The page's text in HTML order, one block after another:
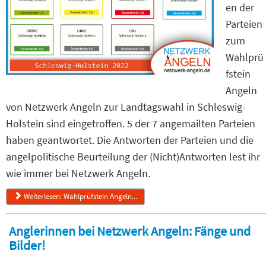
en der
Parteien
zum
Wahlprü
fstein
Angeln
von Netzwerk Angeln zur Landtagswahl in Schleswig-
Holstein sind eingetroffen. 5 der 7 angemailten Parteien
haben geantwortet. Die Antworten der Parteien und die
angelpolitische Beurteilung der (Nicht)Antworten lest ihr
wie immer bei Netzwerk Angeln.
Weiterlesen: Wahlprüfstein Angeln...
Anglerinnen bei Netzwerk Angeln: Fänge und
Bilder!